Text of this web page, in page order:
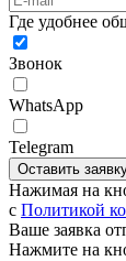
Где удобнее
Звонок
WhatsApp
Telegram
Оставить
Нажимая на
c Политикой
Ваше заявка
Нажмите на